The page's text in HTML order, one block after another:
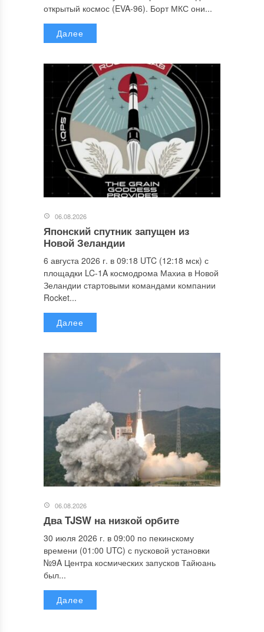
открытый космос (EVA-96). Борт МКС они...
Далее
06.08.2026
Японский спутник запущен из
Новой Зеландии
6 августа 2026 г. в 09:18 UTC (12:18 мск) с
площадки LC-1A космодрома Махиа в Новой
Зеландии стартовыми командами компании
Rocket...
Далее
06.08.2026
Два TJSW на низкой орбите
30 июля 2026 г. в 09:00 по пекинскому
времени (01:00 UTC) с пусковой установки
№9A Центра космических запусков Тайюань
был...
Далее